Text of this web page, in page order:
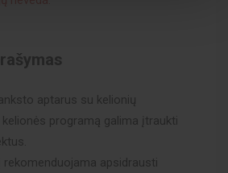
aptarus su kelionių
programą galima įtraukti
apsidrausti